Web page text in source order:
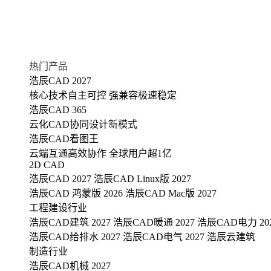
热门产品
浩辰CAD 2027
核心技术自主可控 强兼容极速稳定
浩辰CAD 365
云化CAD协同设计新模式
浩辰CAD看图王
云端互通高效协作 全球用户超1亿
2D CAD
浩辰CAD 2027 浩辰CAD Linux版 2027
浩辰CAD 鸿蒙版 2026 浩辰CAD Mac版 2027
工程建设行业
浩辰CAD建筑 2027 浩辰CAD暖通 2027 浩辰CAD电力
浩辰CAD给排水 2027 浩辰CAD电气 2027 浩辰云建筑
制造行业
浩辰CAD机械 2027